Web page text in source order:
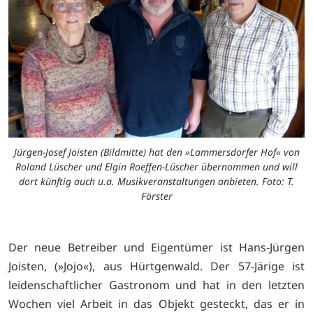
Jürgen-Josef Joisten (Bildmitte) hat den »Lammersdorfer Hof« von
Roland Lüscher und Elgin Roeffen-Lüscher übernommen und will
dort künftig auch u.a. Musikveranstaltungen anbieten. Foto: T.
Förster
Der neue Betreiber und Eigentümer ist Hans-Jürgen
Joisten, (»Jojo«), aus Hürtgenwald. Der 57-Järige ist
leidenschaftlicher Gastronom und hat in den letzten
Wochen viel Arbeit in das Objekt gesteckt, das er in